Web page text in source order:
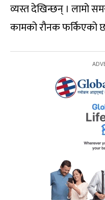
व्यस्त देखिन्छन् । लामो
कामको रौनक फर्किएको